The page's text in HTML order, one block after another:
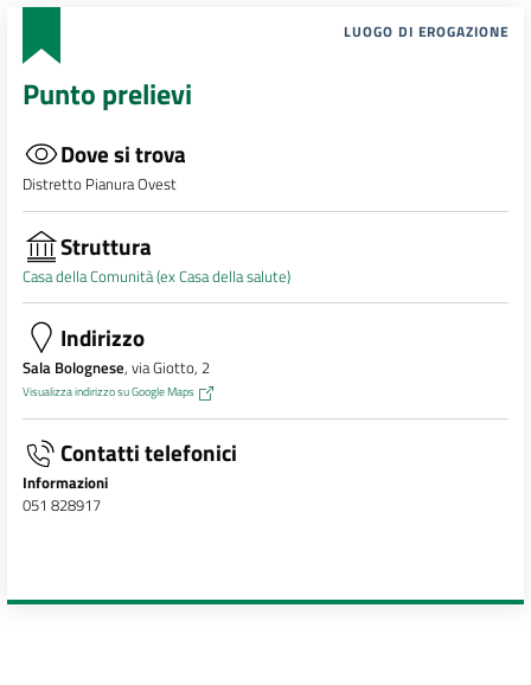
LUOGO DI EROGAZIONE
Punto prelievi
Dove si trova
Distretto Pianura Ovest
Struttura
Casa della Comunità (ex Casa della salute)
Indirizzo
Sala Bolognese, via Giotto, 2
Visualizza indirizzo su Google Maps
Contatti telefonici
Informazioni
051 828917